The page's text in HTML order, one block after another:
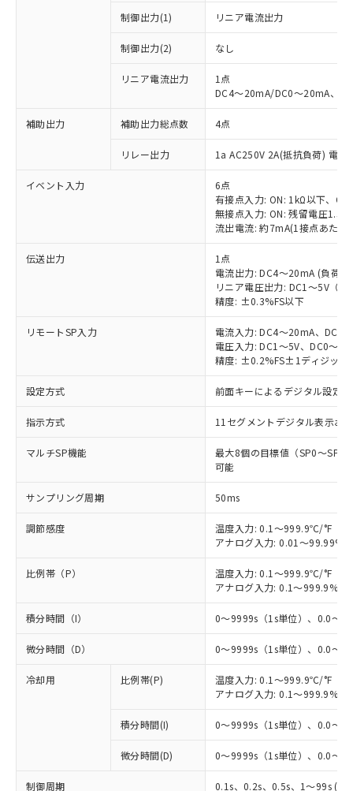
制御出力(1) リニア電流出力
制御出力(2) なし
リニア電流出力
1点
DC4～20mA/DC0～20mA、
補助出力 補助出力総点数 4点
リレー出力 1a AC250V 2A(抵抗負荷) 電
イベント入力
6点
有接点入力: ON: 1kΩ以下、
無接点入力: ON: 残留電圧1.5V
流出電流: 約7mA(1接点あたり)
伝送出力
1点
電流出力: DC4～20mA (負荷:
リニア電圧出力: DC1～5V（
精度: ±0.3%FS以下
リモートSP入力
電流入力: DC4～20mA、DC0
電圧入力: DC1～5V、DC0～
精度: ±0.2%FS±1ディジット
設定方式 前面キーによるデジタル設定
指示方式 11セグメントデジタル表示お
マルチSP機能
最大8個の目標値（SP0～SP7
可能
サンプリング周期 50ms
調節感度
温度入力: 0.1～999.9℃/°F（
アナログ入力: 0.01～
比例帯（P）
温度入力: 0.1～999.9℃/°F（
アナログ入力: 0.1～999.9%FS
積分時間（I） 0～9999s（1s単位）、0.0～
微分時間（D） 0～9999s（1s単位）、0.0～
冷却用 比例帯(P)
温度入力: 0.1～999.9℃/°F（
アナログ入力: 0.1～999.9%FS
積分時間(I) 0～9999s（1s単位）、0.0～
微分時間(D) 0～9999s（1s単位）、0.0～
制御周期 0.1s、0.2s、0.5s、1～99s (1s
ご利用条件
対応済み：EU RoHS指令（10物質）の
非含有に対応した製品が提供可能な商品で
対応予定：EU RoHS指令（10物質）の非含
有に対応した製品に切り替える予定のある